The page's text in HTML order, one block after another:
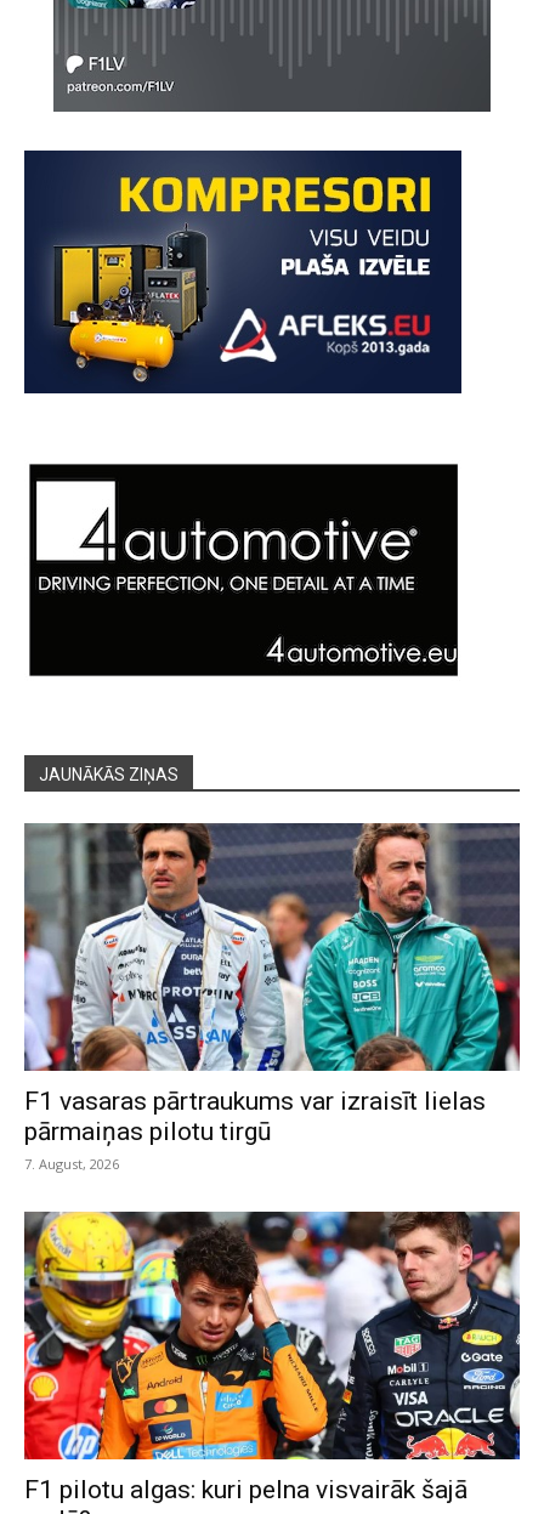
JAUNĀKĀS ZIŅAS
F1 vasaras pārtraukums var izraisīt lielas
pārmaiņas pilotu tirgū
7. August, 2026
F1 pilotu algas: kuri pelna visvairāk šajā